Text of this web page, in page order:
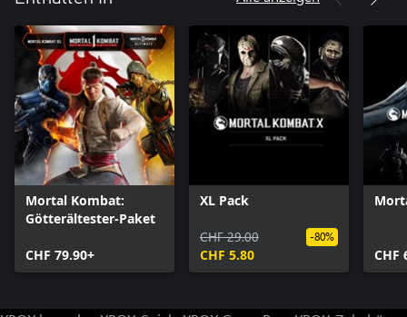
Mortal Kombat:
Götterältester-Paket
CHF 79.90+
XL Pack
CHF 29.00
CHF 5.80
-80%
CHF